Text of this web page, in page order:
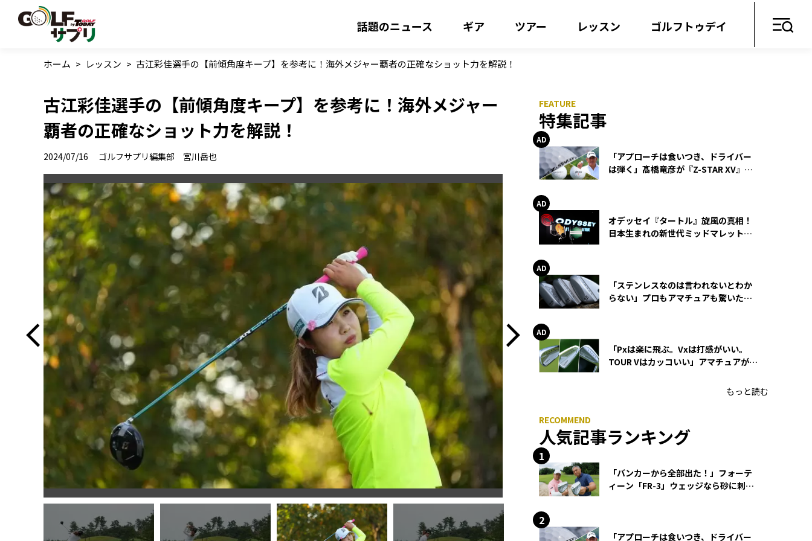
話題のニュース ギア ツアー レッスン ゴルフトゥデイ
ホーム > レッスン > 古江彩佳選手の【前傾角度キープ】を参考に！海外メジャー覇者の正確なショット力を解説！
古江彩佳選手の【前傾角度キープ】を参考に！海外メジャー
覇者の正確なショット力を解説！
2024/07/16 ゴルフサプリ編集部 宮川岳也
特集記事
「アプローチは食いつき、ドライバー
は弾く」髙橋竜彦が『Z-STAR XV』を
オデッセイ『タートル』旋風の真相！
日本生まれの新世代ミッドマレットが
「ステンレスなのは言われないとわか
らない」プロもアマチュアも驚いた
「Pxは楽に飛ぶ。Vxは打感がいい。
TOUR Vはカッコいい」アマチュアが選
もっと読む
人気記事ランキング
「バンカーから全部出た！」フォーテ
ィーン「FR-3」ウェッジなら砂に刺さ
「アプローチは食いつき、ドライバー